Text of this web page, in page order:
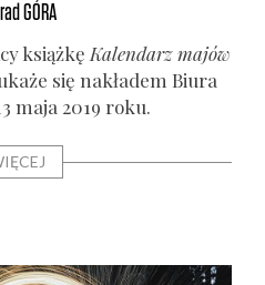
GÓRA
książ­kę Kalen­darz majów
się nakła­dem Biu­ra
maja 2019 roku.